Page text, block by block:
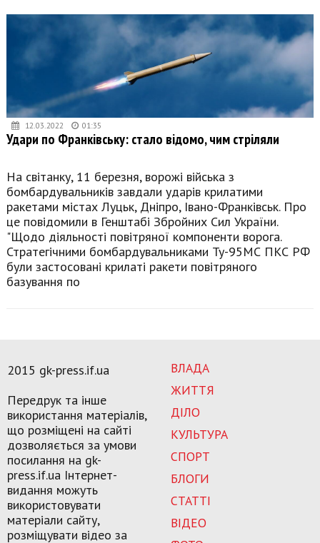
12.03.2022 01:35
Удари по Франківську: стало відомо, чим стріляли
На світанку, 11 березня, ворожі війська з
бомбардувальників завдали ударів крилатими
ракетами містах Луцьк, Дніпро, Івано-Франківськ. Про
це повідомили в Генштабі Збройних Сил України.
"Щодо діяльності повітряної компоненти ворога.
Стратегічними бомбардувальниками Ту-95МС ПКС РФ
були застосовані крилаті ракети повітряного
базування по
ВЛАДА
ЖИТТЯ
ДІЛО
КУЛЬТУРА
СПОРТ
БЛОГИ
СТАТТІ
ВІДЕО
2015 gk-press.if.ua
Передрук та інше
використання матеріалів,
що розміщені на сайті
дозволяється за умови
посилання на gk-
press.if.ua Інтернет-
видання можуть
використовувати
матеріали сайту,
розміщувати відео за